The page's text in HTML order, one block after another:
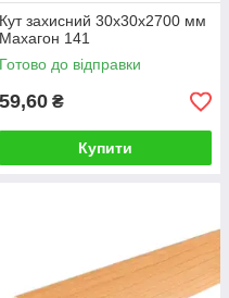
Кут захисний 30х30х2700 мм
Махагон 141
Готово до відправки
59,60 ₴
Купити